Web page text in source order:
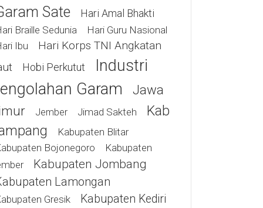
Sate Hari Amal Bhakti
Braille Sedunia
Hari Guru Nasional
Ibu
Hari Korps TNI Angkatan
Hobi Perkutut
Industri
Garam
Jawa
Jember Jimad Sakteh
Kab
Kabupaten Blitar
Bojonegoro
Kabupaten
Kabupaten Jombang
Lamongan
Gresik
Kabupaten Kediri